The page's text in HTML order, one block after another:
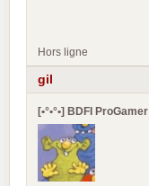
Hors ligne
gil
[•°•°•] BDFI ProGamer